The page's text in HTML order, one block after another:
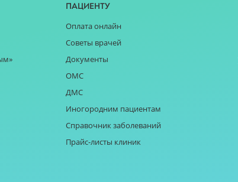
Пациенту
Оплата онлайн
Советы врачей
Документы
ОМС
ДМС
Иногородним пациентам
Справочник заболеваний
Прайс-листы клиник